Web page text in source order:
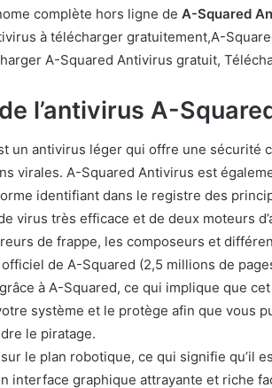
complète hors ligne de A-Squared
à télécharger gratuitement,A-
A-Squared Antivirus gratuit,
l’antivirus A-
un antivirus léger qui offre une sécurité
virales. A-Squared Antivirus est
identifiant dans le registre des
virus très efficace et de deux moteurs
de frappe, les composeurs et
de A-Squared (2,5 millions de
à A-Squared, ce qui implique que
système et le protège afin que vous
le piratage.
le plan robotique, ce qui signifie qu’il
interface graphique attrayante et riche